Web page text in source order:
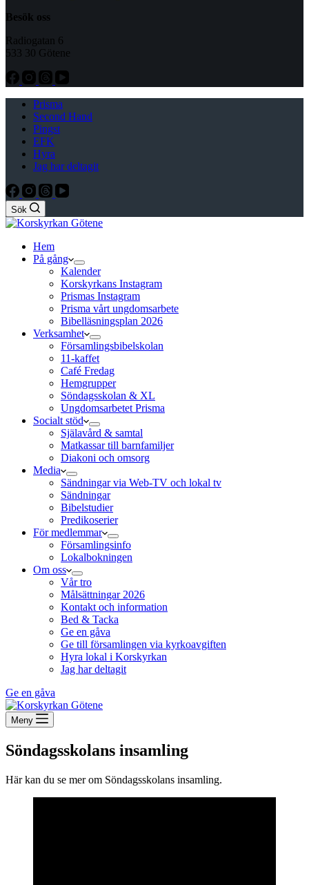
Besök oss
Radiogatan 6
533 30 Götene
Prisma
Second Hand
Pingst
EFK
Hyra
Jag har deltagit
Sök
Hem
På gång
Kalender
Korskyrkans Instagram
Prismas Instagram
Prisma vårt ungdomsarbete
Bibelläsningsplan 2026
Verksamhet
Församlingsbibelskolan
11-kaffet
Café Fredag
Hemgrupper
Söndagsskolan & XL
Ungdomsarbetet Prisma
Socialt stöd
Själavård & samtal
Matkassar till barnfamiljer
Diakoni och omsorg
Media
Sändningar via Web-TV och lokal tv
Sändningar
Bibelstudier
Predikoserier
För medlemmar
Församlingsinfo
Lokalbokningen
Om oss
Vår tro
Målsättningar 2026
Kontakt och information
Bed & Tacka
Ge en gåva
Ge till församlingen via kyrkoavgiften
Hyra lokal i Korskyrkan
Jag har deltagit
Ge en gåva
Meny
Söndagsskolans insamling
Här kan du se mer om Söndagsskolans insamling.